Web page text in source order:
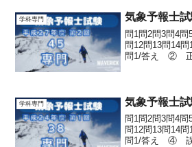
学科専門 気象予報士
問1問2問3問4問
問12問13問14
問1/答え ② 正
学科専門 気象予報士
問1問2問3問4問
問12問13問14
問1/答え ④